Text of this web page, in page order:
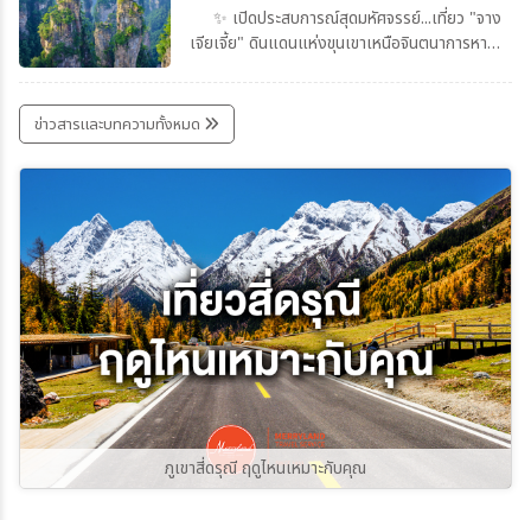
✨ เปิดประสบการณ์สุดมหัศจรรย์...เที่ยว "จาง
เจียเจี้ย" ดินแดนแห่งขุนเขาเหนือจินตนาการหาก
ไปด้วยเสน่ห์ จางเจียเจี้ยคือจุดหมายที่ไม่ควรพลาด
สักครั้งในชีวิตจางเจียเจี้ย ดินแดนมรดกโลกที่โด่ง
ดังด้วยแท่งหินทรายสูงนับพันยอด สร้าง
ทัศนียภาพแปลกตาราวกับโลกในภาพยนตร์
Avatar สูดอากาศบริสุทธิ์ พร้อมสัมผัสธรรมชาติ
ที่สวยงามในทุกฤดูกาล
ข่าวสารและบทความทั้งหมด
ภูเขาสี่ดรุณี ฤดูไหนเหมาะกับคุณ